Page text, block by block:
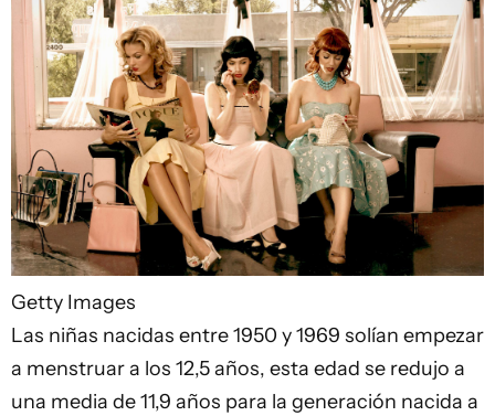
Getty Images
Las niñas nacidas entre 1950 y 1969 solían empezar
a menstruar a los 12,5 años, esta edad se redujo a
una media de 11,9 años para la generación nacida a